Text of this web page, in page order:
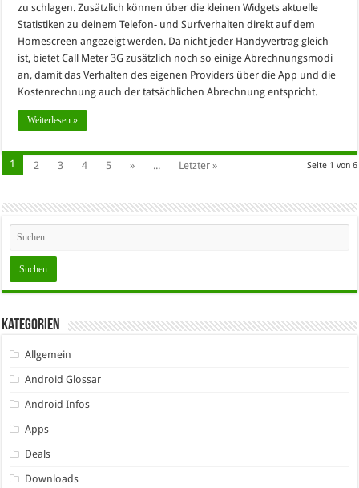
zu schlagen. Zusätzlich können über die kleinen Widgets aktuelle
Statistiken zu deinem Telefon- und Surfverhalten direkt auf dem
Homescreen angezeigt werden. Da nicht jeder Handyvertrag gleich
ist, bietet Call Meter 3G zusätzlich noch so einige Abrechnungsmodi
an, damit das Verhalten des eigenen Providers über die App und die
Kostenrechnung auch der tatsächlichen Abrechnung entspricht.
Weiterlesen »
Seite 1 von 6
1 2 3 4 5 » ... Letzter »
Kategorien
Allgemein
Android Glossar
Android Infos
Apps
Deals
Downloads